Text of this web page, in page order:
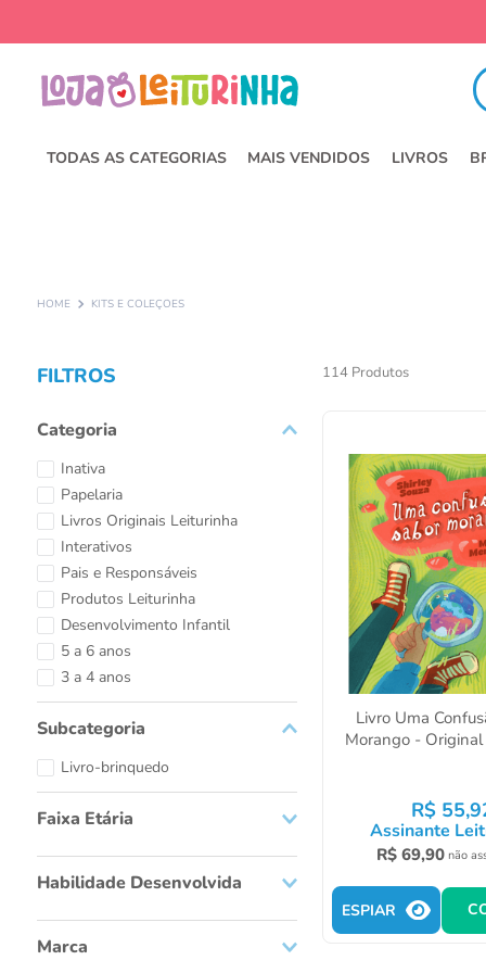
TODAS AS CATEGORIAS MAIS VENDIDOS LIVROS
KITS E COLEÇÕES
FILTROS
Categoria
Inativa
Papelaria
Livros Originais Leiturinha
Interativos
Pais e Responsáveis
Produtos Leiturinha
Desenvolvimento Infantil
5 a 6 anos
3 a 4 anos
Subcategoria
Livro-brinquedo
Faixa Etária
0 a 1
1 a 2
Habilidade Desenvolvida
Alfabetização Números e Cores
Animais e Meio Ambiente
Marca
114 Produtos
Livro Uma
Morango -
R$ 55,
Assinante
R$ 69,90 não
ESPIAR